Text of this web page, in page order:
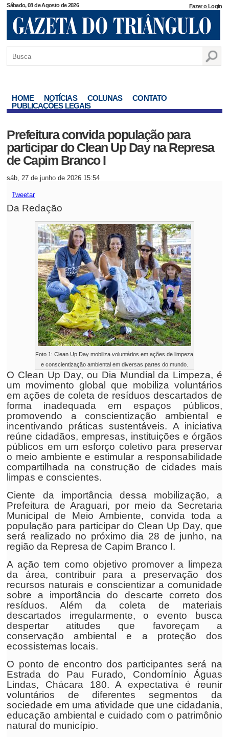
Sábado, 08 de Agosto de 2026 Fazer o Login
HOME NOTÍCIAS COLUNAS
CONTATO
PUBLICAÇÕES LEGAIS
Prefeitura convida população para
participar do Clean Up Day na Represa
de Capim Branco I
sáb, 27 de junho de 2026 15:54
Tweetar
Da Redação
Foto 1: Clean Up Day mobiliza voluntários em ações de limpeza
e conscientização ambiental em diversas partes do mundo.
O Clean Up Day, ou Dia Mundial da Limpeza, é
um movimento global que mobiliza voluntários
em ações de coleta de resíduos descartados de
forma inadequada em espaços públicos,
promovendo a conscientização ambiental e
incentivando práticas sustentáveis. A iniciativa
reúne cidadãos, empresas, instituições e órgãos
públicos em um esforço coletivo para preservar
o meio ambiente e estimular a responsabilidade
compartilhada na construção de cidades mais
limpas e conscientes.
Ciente da importância dessa mobilização, a
Prefeitura de Araguari, por meio da Secretaria
Municipal de Meio Ambiente, convida toda a
população para participar do Clean Up Day, que
será realizado no próximo dia 28 de junho, na
região da Represa de Capim Branco I.
A ação tem como objetivo promover a limpeza
da área, contribuir para a preservação dos
recursos naturais e conscientizar a comunidade
sobre a importância do descarte correto dos
resíduos. Além da coleta de materiais
descartados irregularmente, o evento busca
despertar atitudes que favoreçam a
conservação ambiental e a proteção dos
ecossistemas locais.
O ponto de encontro dos participantes será na
Estrada do Pau Furado, Condomínio Águas
Lindas, Chácara 180. A expectativa é reunir
voluntários de diferentes segmentos da
sociedade em uma atividade que une cidadania,
educação ambiental e cuidado com o patrimônio
natural do município.